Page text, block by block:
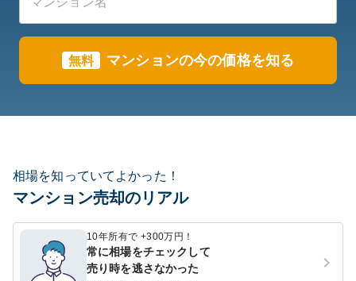
無料 マンションの今の価格を知る
相場を知っていてよかった！
マンション売却のリアル
10年所有で +300万円！
常に相場をチェックして
売り時を逃さなかった